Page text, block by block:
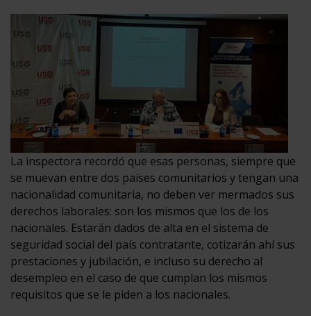
La inspectora recordó que esas personas, siempre que
se muevan entre dos países comunitarios y tengan una
nacionalidad comunitaria, no deben ver mermados sus
derechos laborales: son los mismos que los de los
nacionales. Estarán dados de alta en el sistema de
seguridad social del país contratante, cotizarán ahí sus
prestaciones y jubilación, e incluso su derecho al
desempleo en el caso de que cumplan los mismos
requisitos que se le piden a los nacionales.